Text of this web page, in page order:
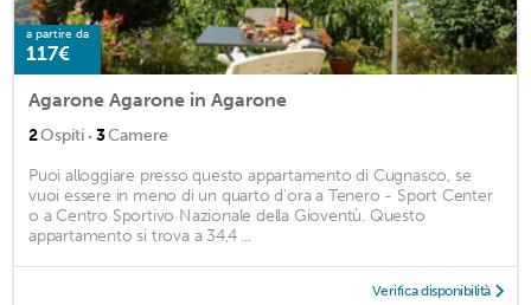
a partire da
117€
Agarone Agarone in Agarone
2Ospiti · 3Camere
Puoi alloggiare presso questo appartamento di Cugnasco, se
vuoi essere in meno di un quarto d'ora a Tenero - Sport Center
o a Centro Sportivo Nazionale della Gioventù. Questo
appartamento si trova a 34,4 ...
Verifica disponibilità